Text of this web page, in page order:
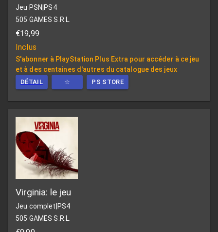
Jeu PSN PS4
505 GAMES S.R.L.
€19,99
Inclus
S'abonner à PlayStation Plus Extra pour accéder à ce jeu
et à des centaines d'autres du catalogue des jeux
DÉTAIL ☆ PS STORE
Virginia: le jeu
Jeu complet PS4
505 GAMES S.R.L.